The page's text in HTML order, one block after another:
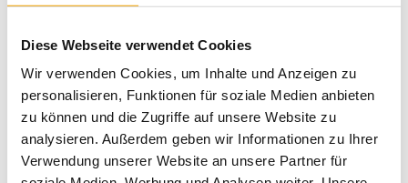
Diese Webseite verwendet Cookies
Wir verwenden Cookies, um Inhalte und Anzeigen zu
personalisieren, Funktionen für soziale Medien anbieten
zu können und die Zugriffe auf unsere Website zu
analysieren. Außerdem geben wir Informationen zu Ihrer
Verwendung unserer Website an unsere Partner für
Sofort lieferbar